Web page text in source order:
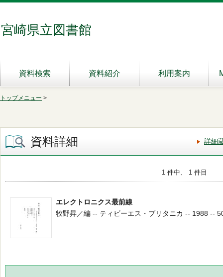
宮崎県立図書館
資料検索 資料紹介 利用案内
トップメニュー >
資料詳細 詳細
1 件中、 1 件目
エレクトロニクス最前線
牧野昇／編 -- ティビーエス・ブリタニカ -- 1988 --